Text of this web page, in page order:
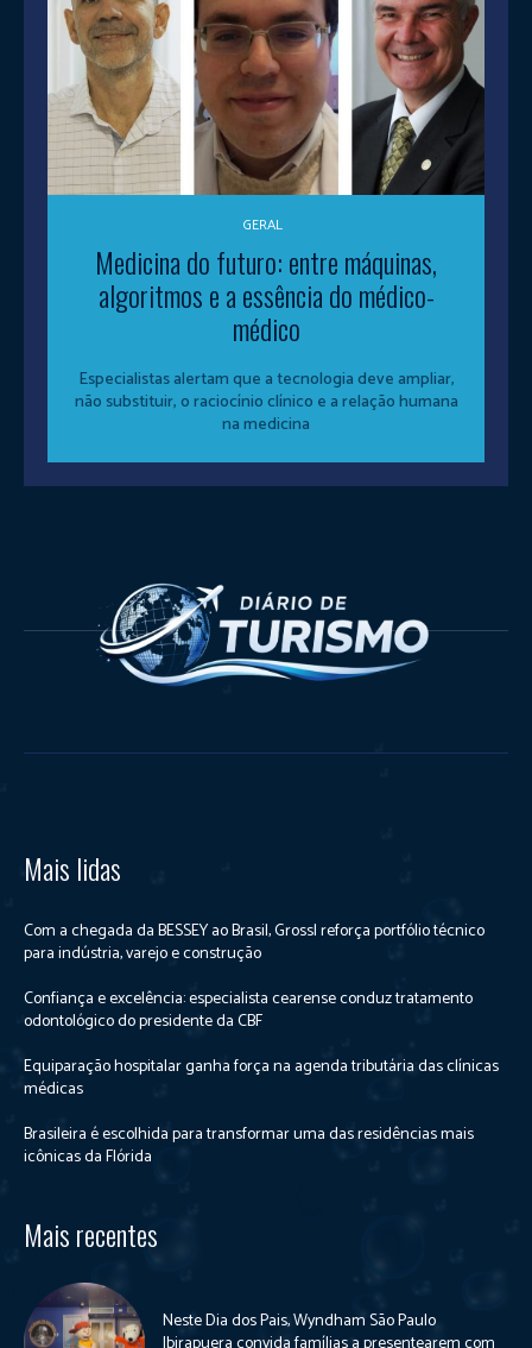
GERAL
Medicina do futuro: entre máquinas,
algoritmos e a essência do médico-
médico
Especialistas alertam que a tecnologia deve ampliar,
não substituir, o raciocínio clínico e a relação humana
na medicina
Mais lidas
Com a chegada da BESSEY ao Brasil, Grossl reforça portfólio técnico
para indústria, varejo e construção
Confiança e excelência: especialista cearense conduz tratamento
odontológico do presidente da CBF
Equiparação hospitalar ganha força na agenda tributária das clínicas
médicas
Brasileira é escolhida para transformar uma das residências mais
icônicas da Flórida
Mais recentes
Neste Dia dos Pais, Wyndham São Paulo